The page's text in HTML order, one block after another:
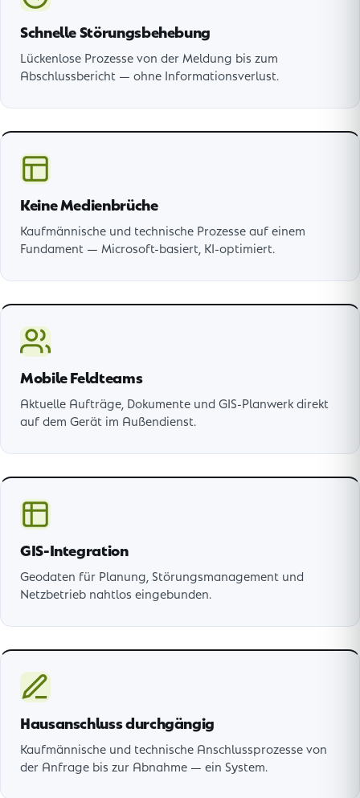
Schnelle Störungsbehebung
Lückenlose Prozesse von der Meldung bis zum
Abschlussbericht — ohne Informationsverlust.
Keine Medienbrüche
Kaufmännische und technische Prozesse auf einem
Fundament — Microsoft-basiert, KI-optimiert.
Mobile Feldteams
Aktuelle Aufträge, Dokumente und GIS-Planwerk direkt
auf dem Gerät im Außendienst.
GIS-Integration
Geodaten für Planung, Störungsmanagement und
Netzbetrieb nahtlos eingebunden.
Hausanschluss durchgängig
Kaufmännische und technische Anschlussprozesse von
der Anfrage bis zur Abnahme — ein System.